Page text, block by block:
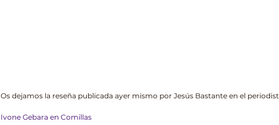
Os dejamos la reseña publicada ayer mismo por Jesús Bastante en el
Ivone Gebara en Comillas